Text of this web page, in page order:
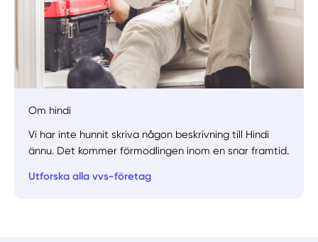
Välj tillvägagångssätt
Om hindi
Vi har inte hunnit skriva någon beskrivning till Hindi
ännu. Det kommer förmodlingen inom en snar framtid.
Utforska alla vvs-företag